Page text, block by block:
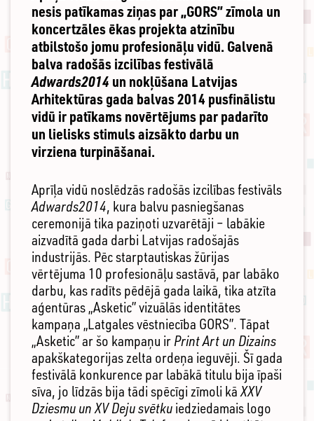
nesis patīkamas ziņas par „GORS” zīmola un
koncertzāles ēkas projekta atzinību
atbilstošo jomu profesionāļu vidū. Galvenā
balva radošās izcilības festivālā
Adwards2014 un nokļūšana Latvijas
Arhitektūras gada balvas 2014 pusfinālistu
vidū ir patīkams novērtējums par padarīto
un lielisks stimuls aizsākto darbu un
virziena turpināšanai.
Aprīļa vidū noslēdzās radošās izcilības festivāls
Adwards2014, kura balvu pasniegšanas
ceremonijā tika paziņoti uzvarētāji – labākie
aizvadītā gada darbi Latvijas radošajās
industrijās. Pēc starptautiskas žūrijas
vērtējuma 10 profesionāļu sastāvā, par labāko
darbu, kas radīts pēdējā gada laikā, tika atzīta
aģentūras „Asketic” vizuālās identitātes
kampaņa „Latgales vēstniecība GORS”. Tāpat
„Asketic” ar šo kampaņu ir Print Art un Dizains
apakškategorijas zelta ordeņa ieguvēji. Šī gada
festivālā konkurence par labākā titulu bija īpaši
sīva, jo līdzās bija tādi spēcīgi zīmoli kāXXV
Dziesmu un XV Deju svētku iedziedamais logo